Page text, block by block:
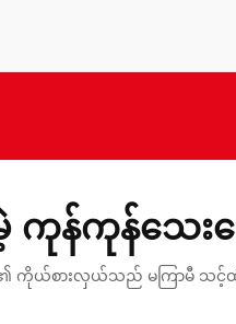
ကုန်ကုန်သေးသ
ကိုယ်စားလှယ်သည် မကြာမီ သ